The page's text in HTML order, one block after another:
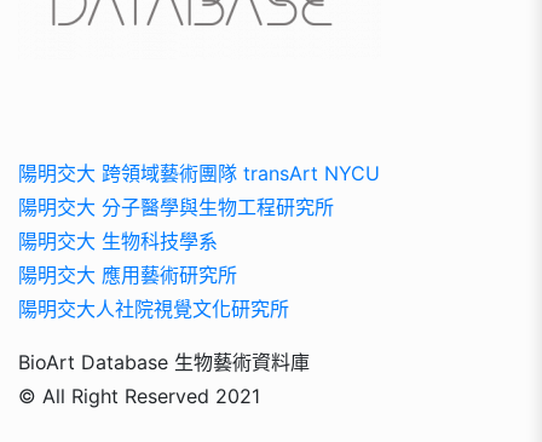
陽明交大 跨領域藝術團隊 transArt NYCU
陽明交大 分子醫學與生物工程研究所
陽明交大 生物科技學系
陽明交大 應用藝術研究所
陽明交大人社院視覺文化研究所
BioArt Database 生物藝術資料庫
© All Right Reserved 2021